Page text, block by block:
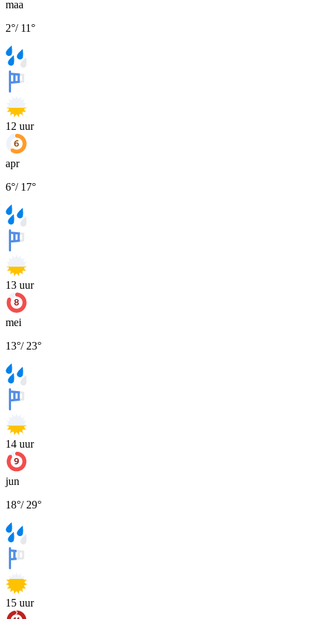
maa
2°/ 11°
12 uur
apr
6°/ 17°
13 uur
mei
13°/ 23°
14 uur
jun
18°/ 29°
15 uur